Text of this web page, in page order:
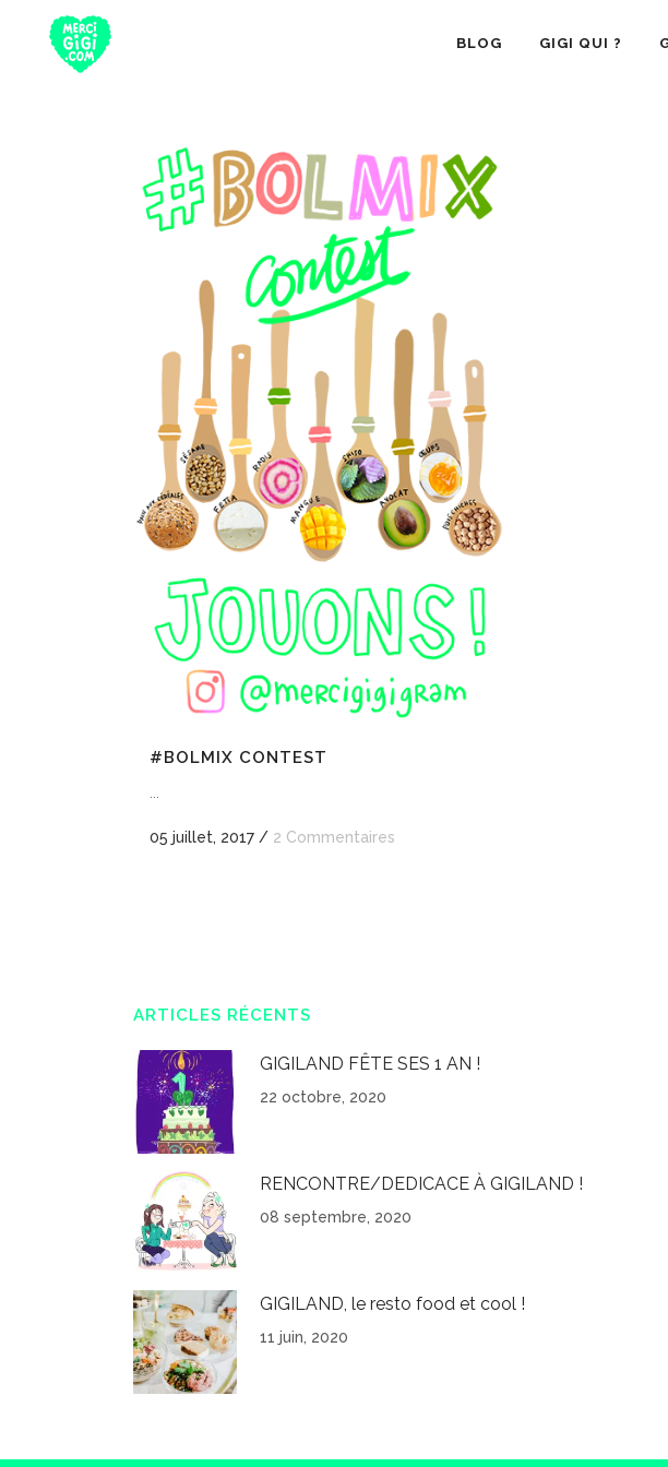
BLOG GIGI QUI ?
#BOLMIX CONTEST
05 juillet, 2017 / 2 Commentaires
ARTICLES RÉCENTS
GIGILAND FÊTE SES 1 AN !
22 octobre, 2020
RENCONTRE/DEDICACE À GIGILAND !
08 septembre, 2020
GIGILAND, le resto food et cool !
11 juin, 2020